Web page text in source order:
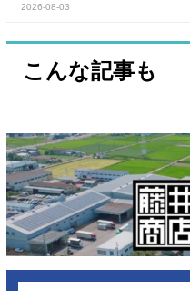
2026-08-03
こんな記事も